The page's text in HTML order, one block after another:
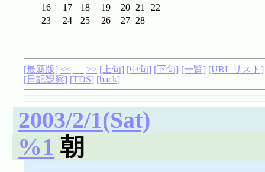
16
17 18 19 20 21
22
23
24 25 26 27 28
[最新版] << == >> [上旬] [中旬] [下旬] [一覧] [URL リスト]
[日記観察] [TDS] [back]
2003/2/1(Sat)
%1 朝